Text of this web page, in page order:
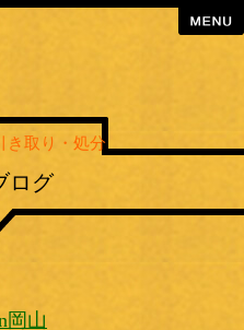
menu
き取り・処分
ログ
山